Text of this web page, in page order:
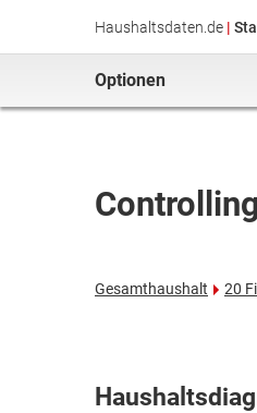
Haushaltsdaten.de |
Optionen
Controlling
Gesamthaushalt 20